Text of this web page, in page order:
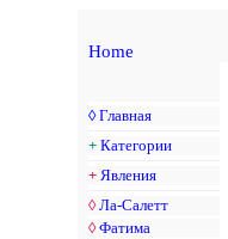
Home
◊ Главная
+ Категории
+ Явления
◊ Ла-Салетт
◊ Фатима